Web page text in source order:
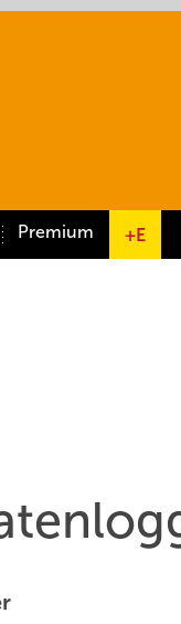
Premium +E